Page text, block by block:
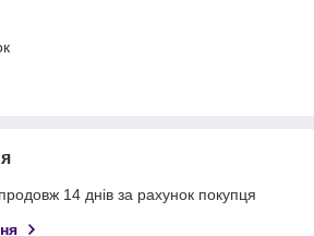
14 днів за рахунок покупця